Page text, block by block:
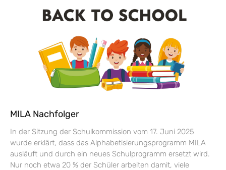
MILA Nachfolger
In der Sitzung der Schulkommission vom 17. Juni 2025
wurde erklärt, dass das Alphabetisierungsprogramm MILA
ausläuft und durch ein neues Schulprogramm ersetzt wird.
Nur noch etwa 20 % der Schüler arbeiten damit, viele